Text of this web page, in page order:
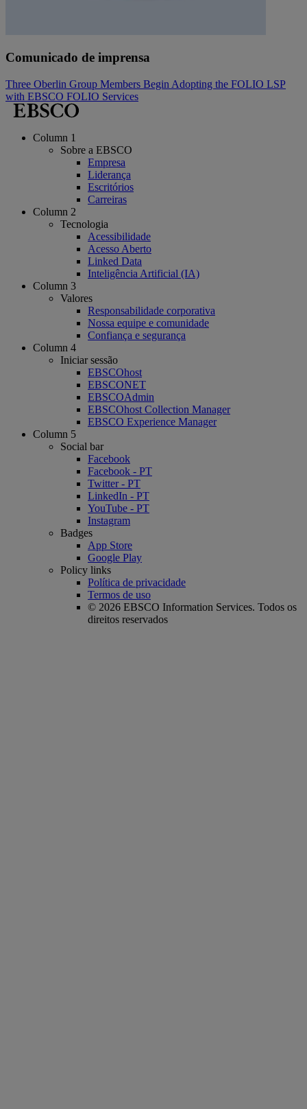
Comunicado de imprensa
Three Oberlin Group Members Begin Adopting the FOLIO LSP
with EBSCO FOLIO Services
Column 1
Sobre a EBSCO
Empresa
Liderança
Escritórios
Carreiras
Column 2
Tecnologia
Acessibilidade
Acesso Aberto
Linked Data
Inteligência Artificial (IA)
Column 3
Valores
Responsabilidade corporativa
Nossa equipe e comunidade
Confiança e segurança
Column 4
Iniciar sessão
EBSCOhost
EBSCONET
EBSCOAdmin
EBSCOhost Collection Manager
EBSCO Experience Manager
Column 5
Social bar
Facebook
Facebook - PT
Twitter - PT
LinkedIn - PT
YouTube - PT
Instagram
Badges
App Store
Google Play
Policy links
Política de privacidade
Termos de uso
© 2026 EBSCO Information Services. Todos os
direitos reservados